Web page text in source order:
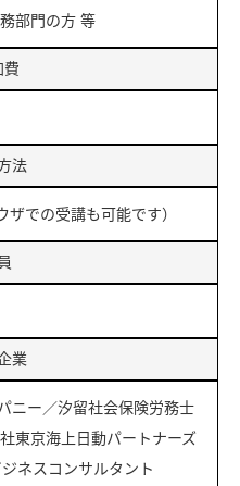
部門の方 等
費
法
での受講も可能です）
業
ニー／汐留社会保険労務士
東京海上日動パートナーズ
ネスコンサルタント